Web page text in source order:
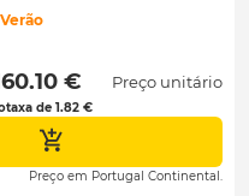
Verão
€
de 1.82 €
Preço unitário
Preço em Portugal Continental.